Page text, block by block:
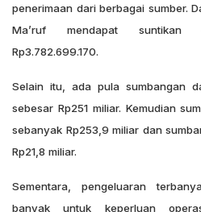
penerimaan dari berbagai sumber.
Ma’ruf mendapat
Rp3.782.699.170.
Selain itu, ada pula sumbangan
sebesar Rp251 miliar. Kemudian
sebanyak Rp253,9 miliar dan
Rp21,8 miliar.
Sementara, pengeluaran
banyak untuk keperluan